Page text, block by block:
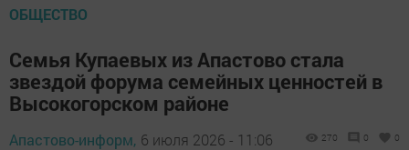
ОБЩЕСТВО
Семья Купаевых из Апастово стала
звездой форума семейных ценностей в
Высокогорском районе
Апастово-информ, 6 июля 2026 - 11:06 270 0 0